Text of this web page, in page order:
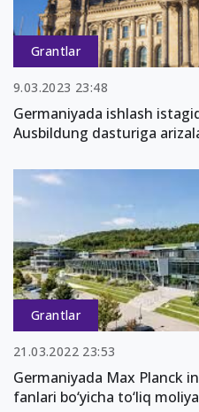
Grantlar
9.03.2023 23:48
Germaniyada ishlash
Ausbildung dasturiga
Grantlar
21.03.2022 23:53
Germaniyada Max Planck
fanlari bo‘yicha to‘liq